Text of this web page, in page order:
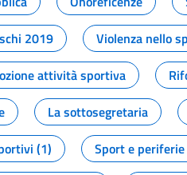
2019
Violenza nello
attività sportiva
La sottosegretaria
(1)
Sport e